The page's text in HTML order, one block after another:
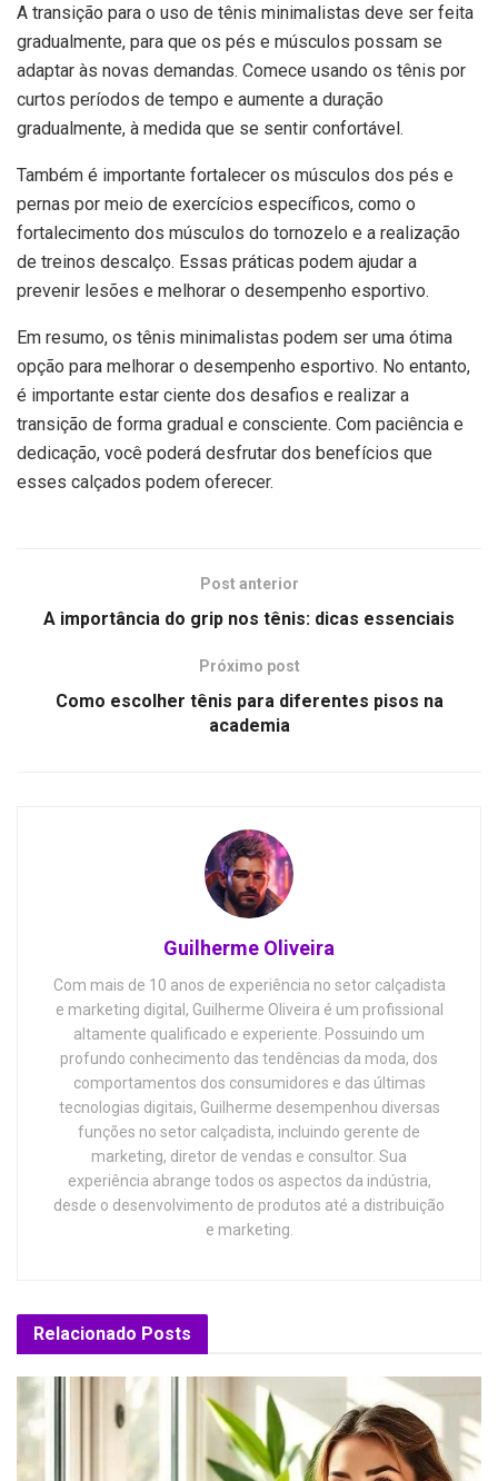
A transição para o uso de tênis minimalistas deve ser feita
gradualmente, para que os pés e músculos possam se
adaptar às novas demandas. Comece usando os tênis por
curtos períodos de tempo e aumente a duração
gradualmente, à medida que se sentir confortável.
Também é importante fortalecer os músculos dos pés e
pernas por meio de exercícios específicos, como o
fortalecimento dos músculos do tornozelo e a realização
de treinos descalço. Essas práticas podem ajudar a
prevenir lesões e melhorar o desempenho esportivo.
Em resumo, os tênis minimalistas podem ser uma ótima
opção para melhorar o desempenho esportivo. No entanto,
é importante estar ciente dos desafios e realizar a
transição de forma gradual e consciente. Com paciência e
dedicação, você poderá desfrutar dos benefícios que
esses calçados podem oferecer.
Post anterior
A importância do grip nos tênis: dicas essenciais
Próximo post
Como escolher tênis para diferentes pisos na
academia
Guilherme Oliveira
Com mais de 10 anos de experiência no setor calçadista
e marketing digital, Guilherme Oliveira é um profissional
altamente qualificado e experiente. Possuindo um
profundo conhecimento das tendências da moda, dos
comportamentos dos consumidores e das últimas
tecnologias digitais, Guilherme desempenhou diversas
funções no setor calçadista, incluindo gerente de
marketing, diretor de vendas e consultor. Sua
experiência abrange todos os aspectos da indústria,
desde o desenvolvimento de produtos até a distribuição
e marketing.
Relacionado Posts